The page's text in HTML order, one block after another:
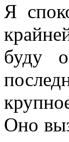
Я
буду
Оно